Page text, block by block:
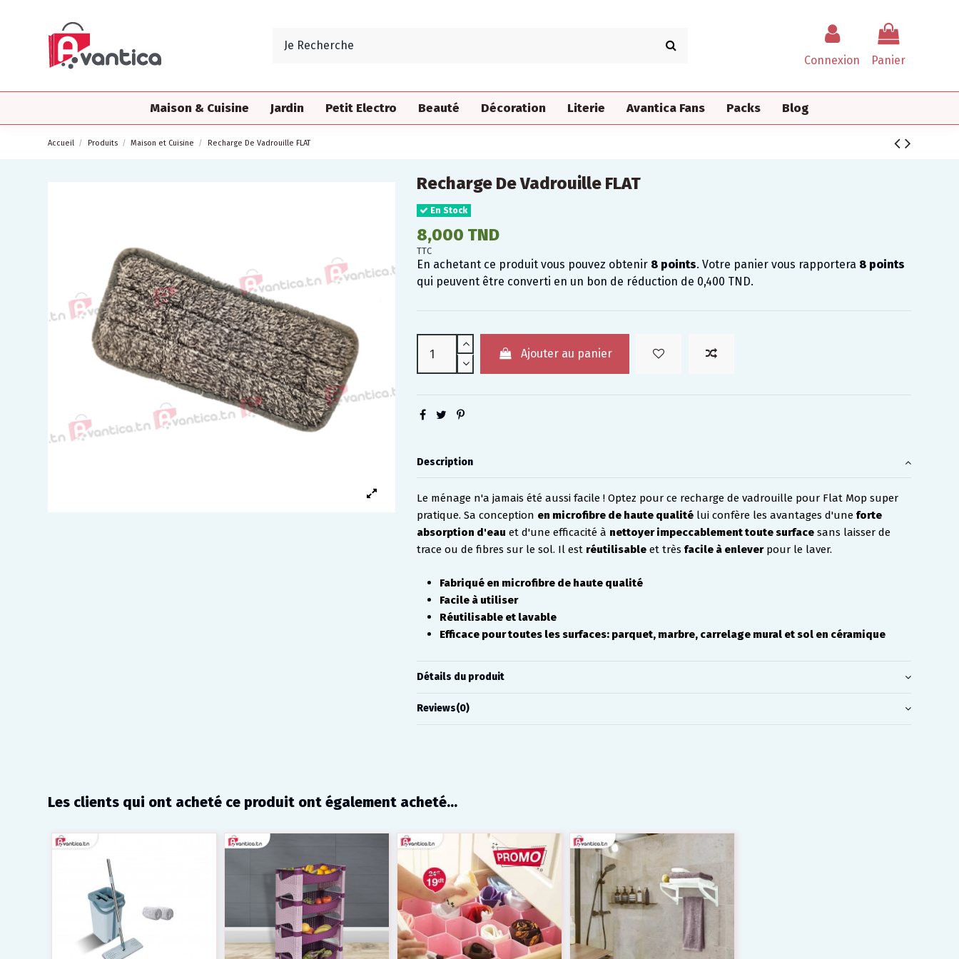
Connexion Panier
Maison & Cuisine Jardin Petit Electro Beauté Décoration Literie Avantica Fans Packs Blog
Accueil Produits Maison et Cuisine Recharge De Vadrouille FLAT
Recharge De Vadrouille FLAT
En Stock
8,000 TND
TTC
En achetant ce produit vous pouvez obtenir 8points. Votre panier vous rapportera 8points
qui peuvent être converti en un bon de réduction de 0,400 TND.
Ajouter au panier
Description
Le ménage n'a jamais été aussi facile ! Optez pour ce recharge de vadrouille pour Flat Mop super
pratique. Sa conception en microfibre de haute qualité lui confère les avantages d'une forte
absorption d'eau et d'une efficacité à nettoyer impeccablement toute surface sans laisser de
trace ou de fibres sur le sol. Il est réutilisable et très facile à enlever pour le laver.
Fabriqué en microfibre de haute qualité
Facile à utiliser
Réutilisable et lavable
Efficace pour toutes les surfaces: parquet, marbre, carrelage mural et sol en céramique
Détails du produit
Reviews(0)
Les clients qui ont acheté ce produit ont également acheté...